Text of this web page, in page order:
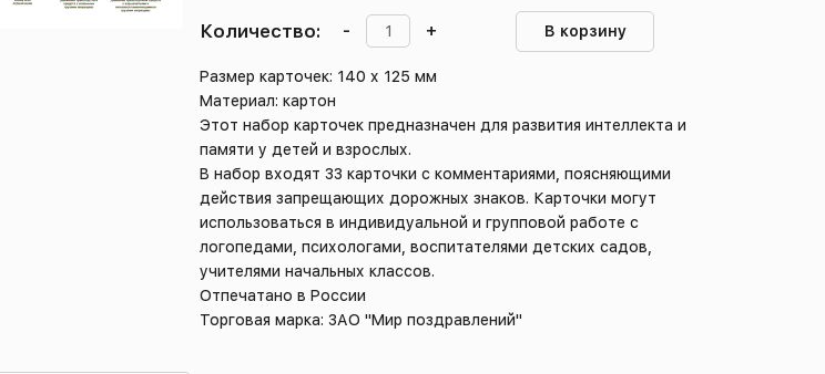
Количество: - + В корзину
Размер карточек: 140 х 125 мм
Материал: картон
Этот набор карточек предназначен для развития интеллекта и
памяти у детей и взрослых.
В набор входят 33 карточки с комментариями, поясняющими
действия запрещающих дорожных знаков. Карточки могут
использоваться в индивидуальной и групповой работе с
логопедами, психологами, воспитателями детских садов,
учителями начальных классов.
Отпечатано в России
Торговая марка: ЗАО "Мир поздравлений"